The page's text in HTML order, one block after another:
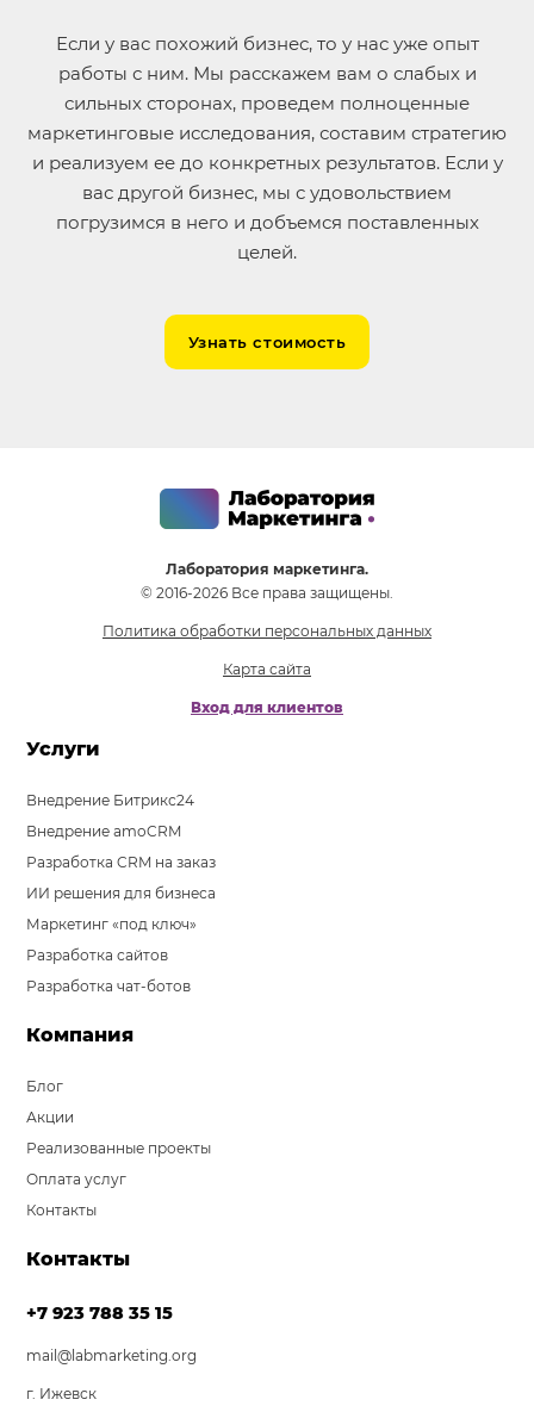
Если у вас похожий бизнес, то у нас уже опыт
работы с ним. Мы расскажем вам о слабых и
сильных сторонах, проведем полноценные
маркетинговые исследования, составим стратегию
и реализуем ее до конкретных результатов. Если у
вас другой бизнес, мы с удовольствием
погрузимся в него и добъемся поставленных
целей.
Узнать стоимость
Лаборатория маркетинга.
© 2016-2026 Все права защищены.
Политика обработки персональных данных
Карта сайта
Вход для клиентов
Услуги
Внедрение Битрикс24
Внедрение amoCRM
Разработка CRM на заказ
ИИ решения для бизнеса
Маркетинг «под ключ»
Разработка сайтов
Разработка чат-ботов
Компания
Блог
Акции
Реализованные проекты
Оплата услуг
Контакты
Контакты
+7 923 788 35 15
mail@labmarketing.org
г. Ижевск